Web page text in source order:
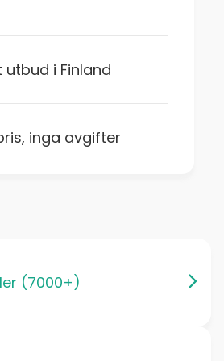
STOP Aikaa on
etsivät kohteen
odottava salkku auki voiton
voi olla myös palkintoarkku,
tai kaikille osallistujille!
sateisella säällä! Max 100
utbud i Finland
inga avgifter
(7000+)